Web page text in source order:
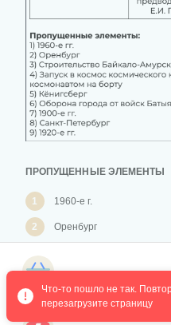
ПРОПУЩЕННЫЕ ЭЛЕМЕНТЫ
1 1960-е г.
2 Оренбург
мире космонавтом на
Что-то пошло не так.
перезагрузите страницу